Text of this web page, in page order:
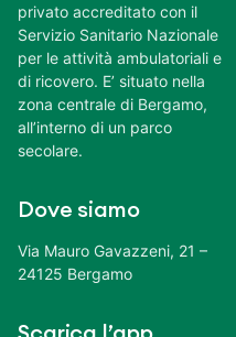
privato accreditato con il
Servizio Sanitario Nazionale
per le attività ambulatoriali e
di ricovero. E’ situato nella
zona centrale di Bergamo,
all’interno di un parco
secolare.
Dove siamo
Via Mauro Gavazzeni, 21 –
24125 Bergamo